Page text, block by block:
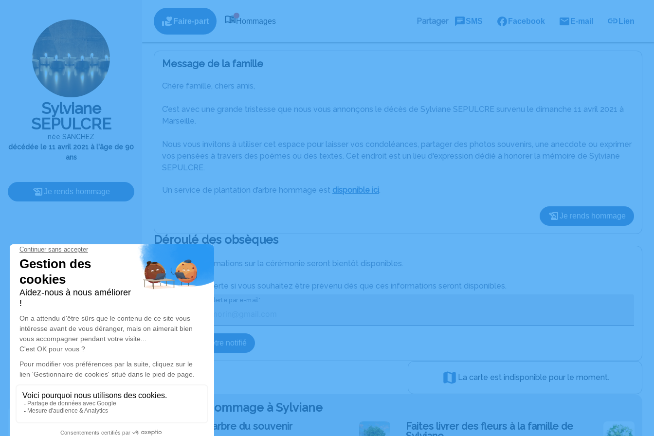
Sylviane
SEPULCRE
née SANCHEZ
décédée le 11 avril 2021 à l'âge de 90
ans
Je rends hommage
Faire-part Hommages Partager SMS Facebook E-mail Lien
Message de la famille
Chère famille, chers amis,
C’est avec une grande tristesse que nous vous annonçons le décès de Sylviane SEPULCRE survenu le dimanche 11 avril 2021 à
Marseille.
Nous vous invitons à utiliser cet espace pour laisser vos condoléances, partager des photos souvenirs, une anecdote ou exprimer
vos pensées à travers des poèmes ou des textes. Cet endroit est un lieu d'expression dédié à honorer la mémoire de Sylviane
SEPULCRE.
Un service de plantation d’arbre hommage est disponible ici.
Je rends hommage
Déroulé des obsèques
Les informations sur la cérémonie seront bientôt disponibles.
Activez une alerte si vous souhaitez être prévenu dès que ces informations seront disponibles.
Recevoir une alerte par e-mail*
Je veux être notifié
La carte est indisponible pour le moment.
Rendez hommage à Sylviane
Plantez un arbre du souvenir
Faites livrer des fleurs à la famille de